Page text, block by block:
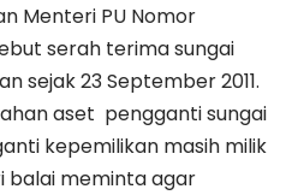
Menteri PU Nomor
serah terima sungai
sejak 23 September 2011.
aset pengganti sungai
kepemilikan masih milik
balai meminta agar